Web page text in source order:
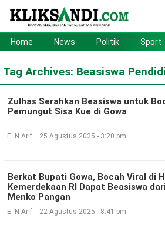
Politik Sport
Ekonomi Lifestyle
Otomotif Teknologi
Home News Politik Sport
Tag Archives: Beasiswa
Zulhas Serahkan Beasiswa untuk
Pemungut Sisa Kue di Gowa
E. N Arif 25 Agustus 2025 - 3:20 pm
Berkat Bupati Gowa, Bocah Viral di
Kemerdekaan RI Dapat Beasiswa dari
Menko Pangan
E. N Arif 22 Agustus 2025 - 8:41 pm